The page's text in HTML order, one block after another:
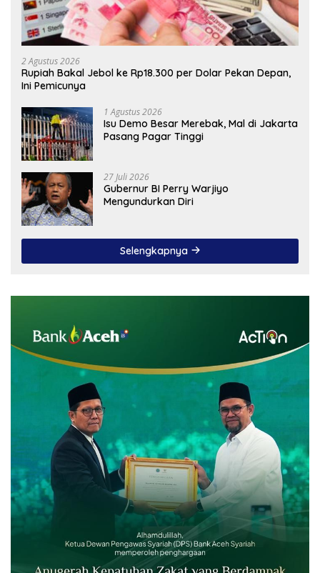
2 Agustus 2026
Rupiah Bakal Jebol ke Rp18.300 per Dolar Pekan Depan,
Ini Pemicunya
1 Agustus 2026
Isu Demo Besar Merebak, Mal di Jakarta
Pasang Pagar Tinggi
27 Juli 2026
Gubernur BI Perry Warjiyo
Mengundurkan Diri
Selengkapnya